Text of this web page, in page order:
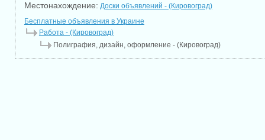
Местонахождение: Доски объявлений - (Кировоград)
Бесплатные объявления в Украине
Работа - (Кировоград)
Полиграфия, дизайн, оформление - (Кировоград)